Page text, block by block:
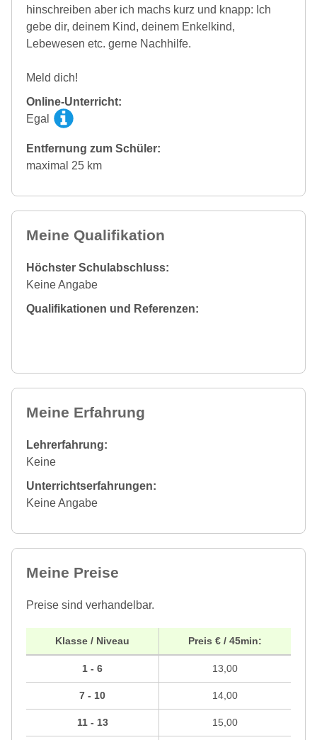
hinschreiben aber ich machs kurz und knapp: Ich
gebe dir, deinem Kind, deinem Enkelkind,
Lebewesen etc. gerne Nachhilfe.
Meld dich!
Online-Unterricht:
Egal
Entfernung zum Schüler:
maximal 25 km
Meine Qualifikation
Höchster Schulabschluss:
Keine Angabe
Qualifikationen und Referenzen:
Meine Erfahrung
Lehrerfahrung:
Keine
Unterrichtserfahrungen:
Keine Angabe
Meine Preise
Preise sind verhandelbar.
Klasse / Niveau
1 - 6
7 - 10
11 - 13
Preis € / 45min:
13,00
14,00
15,00